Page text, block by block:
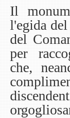
Il
l'egida
del
per
che,